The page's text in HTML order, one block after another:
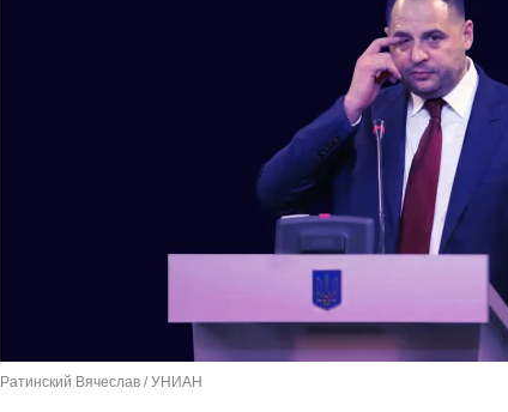
Ратинский Вячеслав / УНИАН